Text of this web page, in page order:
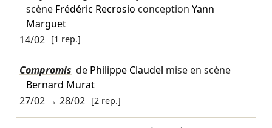
scène Frédéric Recrosio conception Yann
Marguet
14/02 [1 rep.]
Compromis de Philippe Claudel mise en scène
Bernard Murat
27/02→ 28/02 [2 rep.]